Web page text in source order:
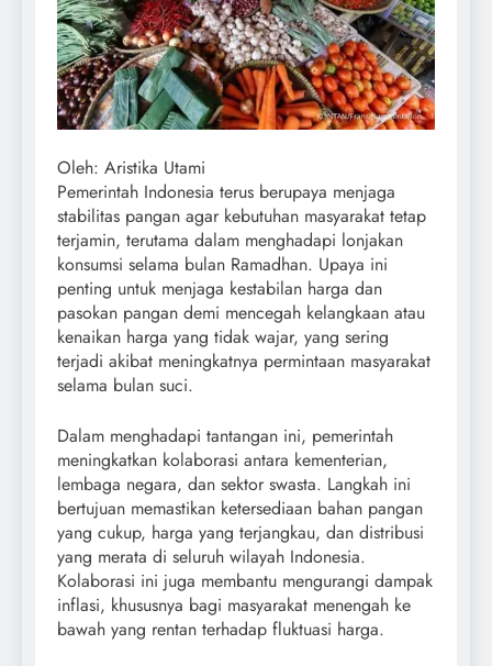
Oleh: Aristika Utami
Pemerintah Indonesia terus berupaya menjaga
stabilitas pangan agar kebutuhan masyarakat tetap
terjamin, terutama dalam menghadapi lonjakan
konsumsi selama bulan Ramadhan. Upaya ini
penting untuk menjaga kestabilan harga dan
pasokan pangan demi mencegah kelangkaan atau
kenaikan harga yang tidak wajar, yang sering
terjadi akibat meningkatnya permintaan masyarakat
selama bulan suci.
Dalam menghadapi tantangan ini, pemerintah
meningkatkan kolaborasi antara kementerian,
lembaga negara, dan sektor swasta. Langkah ini
bertujuan memastikan ketersediaan bahan pangan
yang cukup, harga yang terjangkau, dan distribusi
yang merata di seluruh wilayah Indonesia.
Kolaborasi ini juga membantu mengurangi dampak
inflasi, khususnya bagi masyarakat menengah ke
bawah yang rentan terhadap fluktuasi harga.